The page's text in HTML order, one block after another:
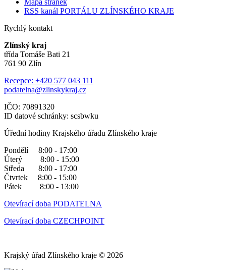
Mapa stránek
RSS kanál PORTÁLU ZLÍNSKÉHO KRAJE
Rychlý kontakt
Zlínský kraj
třída Tomáše Bati 21
761 90 Zlín
Recepce: +420 577 043 111
podatelna@zlinskykraj.cz
IČO: 70891320
ID datové schránky: scsbwku
Úřední hodiny Krajského úřadu Zlínského kraje
Pondělí 8:00 - 17:00
Úterý 8:00 - 15:00
Středa 8:00 - 17:00
Čtvrtek 8:00 - 15:00
Pátek 8:00 - 13:00
Otevírací doba PODATELNA
Otevírací doba CZECHPOINT
Krajský úřad Zlínského kraje © 2026